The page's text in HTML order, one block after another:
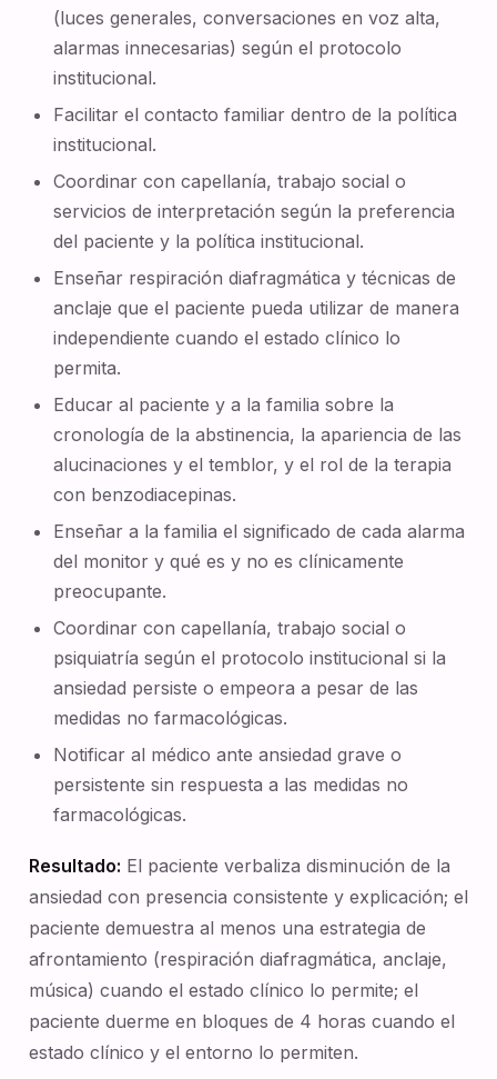
(luces generales, conversaciones en voz alta,
alarmas innecesarias) según el protocolo
institucional.
Facilitar el contacto familiar dentro de la política
institucional.
Coordinar con capellanía, trabajo social o
servicios de interpretación según la preferencia
del paciente y la política institucional.
Enseñar respiración diafragmática y técnicas de
anclaje que el paciente pueda utilizar de manera
independiente cuando el estado clínico lo
permita.
Educar al paciente y a la familia sobre la
cronología de la abstinencia, la apariencia de las
alucinaciones y el temblor, y el rol de la terapia
con benzodiacepinas.
Enseñar a la familia el significado de cada alarma
del monitor y qué es y no es clínicamente
preocupante.
Coordinar con capellanía, trabajo social o
psiquiatría según el protocolo institucional si la
ansiedad persiste o empeora a pesar de las
medidas no farmacológicas.
Notificar al médico ante ansiedad grave o
persistente sin respuesta a las medidas no
farmacológicas.
Resultado: El paciente verbaliza disminución de la
ansiedad con presencia consistente y explicación; el
paciente demuestra al menos una estrategia de
afrontamiento (respiración diafragmática, anclaje,
música) cuando el estado clínico lo permite; el
paciente duerme en bloques de 4 horas cuando el
estado clínico y el entorno lo permiten.